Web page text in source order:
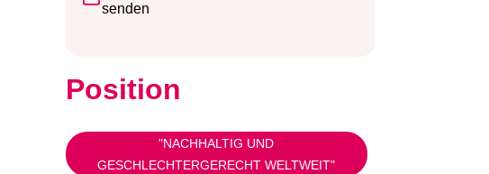
senden
Position
"NACHHALTIG UND
GESCHLECHTERGERECHT WELTWEIT"